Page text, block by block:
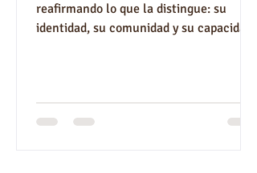
reafirmando lo que la distingue: su
identidad, su comunidad y su capacidad
Fernando Acosta, acompañó a la
Presidenta Municipal de Guadalajara,